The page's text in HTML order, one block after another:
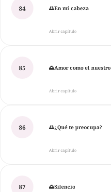
84 🌅En mi cabeza
Abrir capítulo
85 🌅Amor como el nuestro
Abrir capítulo
86 🌅¿Qué te preocupa?
Abrir capítulo
87 🌅Silencio